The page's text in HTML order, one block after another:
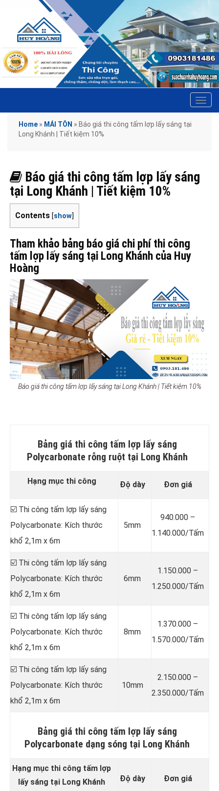
Home » MÁI TÔN » Báo giá thi công tấm lợp lấy sáng tại
Long Khánh | Tiết kiệm 10%
Báo giá thi công tấm lợp lấy sáng
tại Long Khánh | Tiết kiệm 10%
Contents [show]
Tham khảo bảng báo giá chi phí thi công
tấm lợp lấy sáng tại Long Khánh của Huy
Hoàng
Báo giá thi công tấm lợp lấy sáng tại Long Khánh | Tiết kiệm 10%
Bảng giá thi công tấm lợp lấy sáng
Polycarbonate rỗng ruột tại Long Khánh
Hạng mục thi công Độ dày Đơn giá
☑️ Thi công tấm lợp lấy sáng
Polycarbonate: Kích thước
khổ 2,1m x 6m
5mm
940.000 –
1.140.000/Tấm
☑️ Thi công tấm lợp lấy sáng
Polycarbonate: Kích thước
khổ 2,1m x 6m
6mm
1.150.000 –
1.250.000/Tấm
☑️ Thi công tấm lợp lấy sáng
Polycarbonate: Kích thước
khổ 2,1m x 6m
8mm
1.370.000 –
1.570.000/Tấm
☑️ Thi công tấm lợp lấy sáng
Polycarbonate: Kích thước
khổ 2,1m x 6m
10mm
2.150.000 –
2.350.000/Tấm
Bảng giá thi công tấm lợp lấy sáng
Polycarbonate dạng sóng tại Long Khánh
Hạng mục thi công tấm lợp
lấy sáng tại Long Khánh
Độ dày Đơn giá